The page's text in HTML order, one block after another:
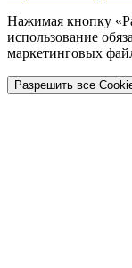
Нажимая кнопку
использование
маркетинговых
Разрешить все